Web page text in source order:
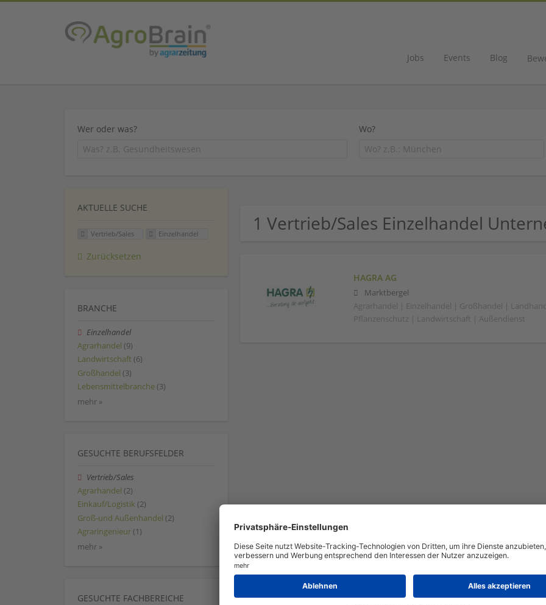
Jobs Events Blog
Wer oder was? Wo?
1 Vertrieb/Sales Einzelhandel
HAGRA AG
Marktbergel
Agrarhandel | Einzelhandel | Großhandel |
Pflanzenschutz | Landwirtschaft | Außendienst
AKTUELLE SUCHE
Vertrieb/Sales Einzelhandel
Zurücksetzen
BRANCHE
Einzelhandel
Agrarhandel (9)
Landwirtschaft (6)
Großhandel (3)
Lebensmittelbranche (3)
mehr »
GESUCHTE BERUFSFELDER
Vertrieb/Sales
Agrarhandel (2)
Einkauf/Logistik (2)
Groß-und Außenhandel (2)
Agraringenieur (1)
mehr »
GESUCHTE FACHBEREICHE